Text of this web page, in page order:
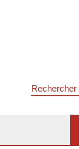
Rechercher